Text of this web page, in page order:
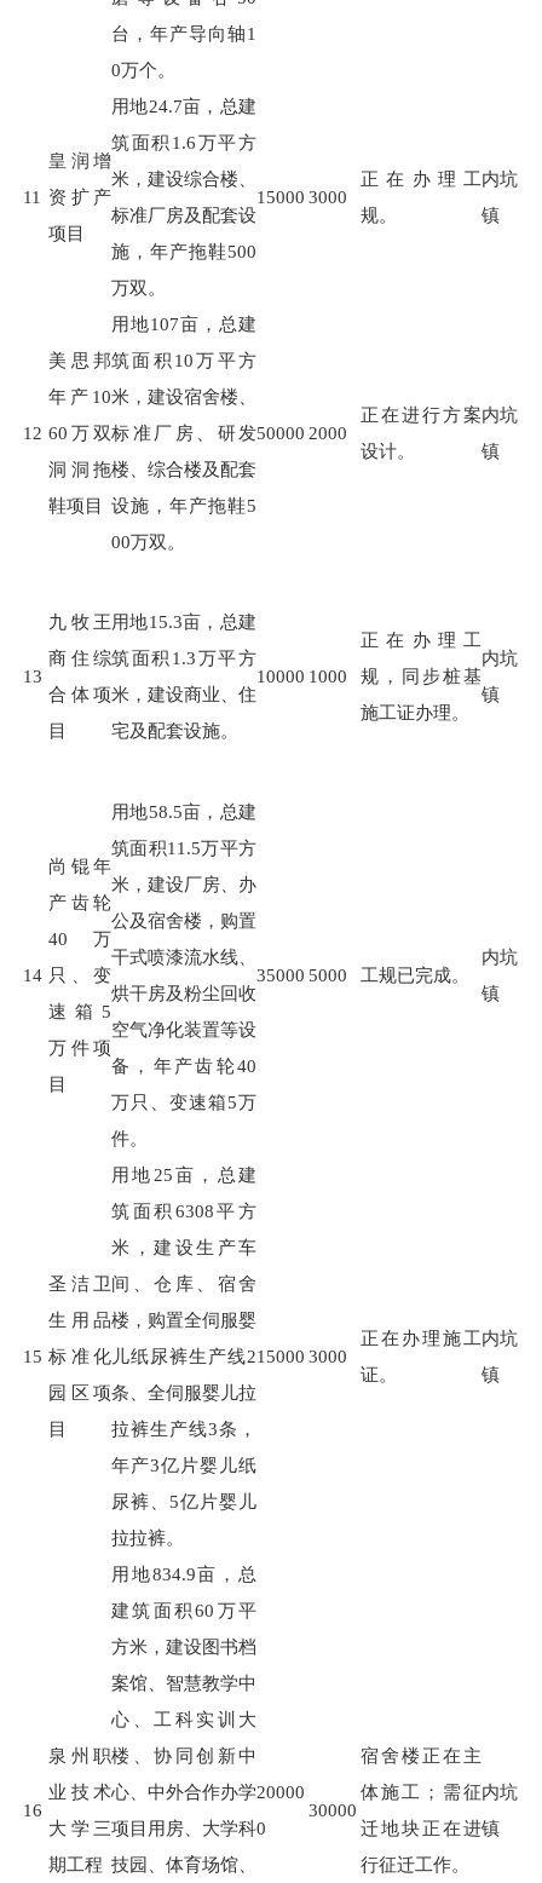
台，年产导向轴1
0万个。
11
皇润增
资扩产
项目
用地24.7亩，总建
筑面积 1.6万平方
米，建设综合楼、
标准厂房及配套设
施，年产拖鞋500
万双。
15000 3000
正在办理工
规。
内坑
镇
12
美思邦
年产10
60万双
洞洞拖
鞋项目
用地107亩，总建
筑面积 10万平方
米，建设宿舍楼、
标准厂房、研发
楼、综合楼及配套
设施，年产拖鞋5
00万双。
50000 2000
正在进行方案
设计。
内坑
镇
13
九牧王
商住综
合体项
目
用地15.3亩，总建
筑面积 1.3万平方
米，建设商业、住
宅及配套设施。
10000 1000
正在办理工
规，同步桩基
施工证办理。
内坑
镇
14
尚锟年
产齿轮
40万
只、变
速箱5
万件项
目
用地58.5亩，总建
筑面积11.5万平方
米，建设厂房、办
公及宿舍楼，购置
干式喷漆流水线、
烘干房及粉尘回收
空气净化装置等设
备，年产齿轮40
万只、变速箱5万
件。
35000 5000 工规已完成。
内坑
镇
15
圣洁卫
生用品
标准化
园区项
目
用地 25亩，总建
筑面积 6308平方
米，建设生产车
间、仓库、宿舍
楼，购置全伺服婴
儿纸尿裤生产线2
条、全伺服婴儿拉
拉裤生产线3条，
年产3亿片婴儿纸
尿裤、 5亿片婴儿
拉拉裤。
15000 3000
正在办理施工
证。
内坑
镇
16
泉州职
业技术
大学三
期工程
用地834.9亩，总
建筑面积60 万平
方米，建设图书档
案馆、智慧教学中
心、工科实训大
楼、协同创新中
心、中外合作办学
项目用房、大学科
技园、体育场馆、
20000
0
30000
宿舍楼正在主
体施工；需征
迁地块正在进
行征迁工作。
内坑
镇